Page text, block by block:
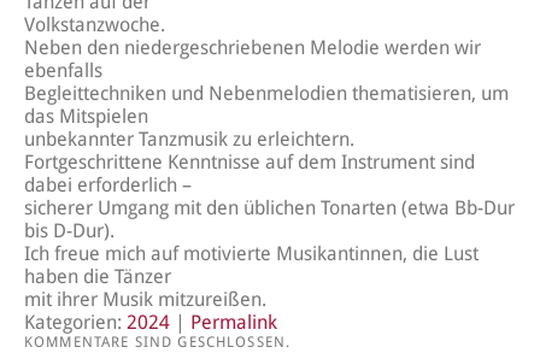
Volkstanzwoche.
Neben den niedergeschriebenen Melodie werden wir
ebenfalls
Begleittechniken und Nebenmelodien thematisieren, um
das Mitspielen
unbekannter Tanzmusik zu erleichtern.
Fortgeschrittene Kenntnisse auf dem Instrument sind
dabei erforderlich –
sicherer Umgang mit den üblichen Tonarten (etwa Bb-Dur
bis D-Dur).
Ich freue mich auf motivierte Musikantinnen, die Lust
haben die Tänzer
mit ihrer Musik mitzureißen.
Kategorien: 2024 Permalink
KOMMENTARE SIND GESCHLOSSEN.